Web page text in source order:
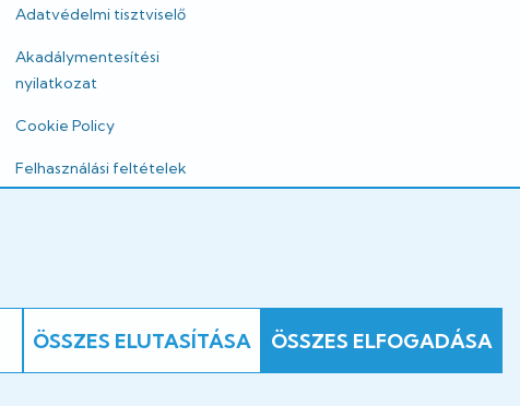
Adatvédelmi tisztviselő
Akadálymentesítési
nyilatkozat
Cookie Policy
Felhasználási feltételek
ÖSSZES ELUTASÍTÁSA ÖSSZES ELFOGADÁSA